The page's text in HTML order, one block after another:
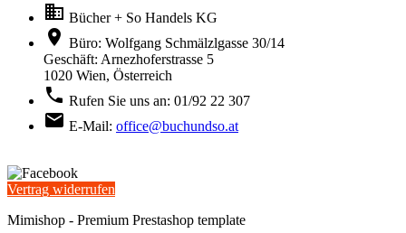
 Bücher + So Handels KG
 Büro: Wolfgang Schmälzlgasse 30/14
Geschäft: Arnezhoferstrasse 5
1020 Wien, Österreich
 Rufen Sie uns an: 01/92 22 307
 E-Mail: office@buchundso.at
Vertrag widerrufen
Mimishop - Premium Prestashop template